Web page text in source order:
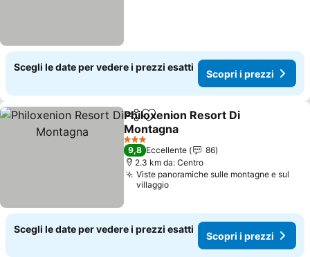
Scegli le date per vedere i prezzi esatti
Scopri i prezzi
CondividiAggiungi ai preferiti
Philoxenion Resort Di
Montagna
Scopri i prezzi
3 Stelle
9,8 Eccellente
86
2.3 km da: Centro
Viste panoramiche sulle montagne e sul
villaggio
Scegli le date per vedere i prezzi esatti
Scopri i prezzi